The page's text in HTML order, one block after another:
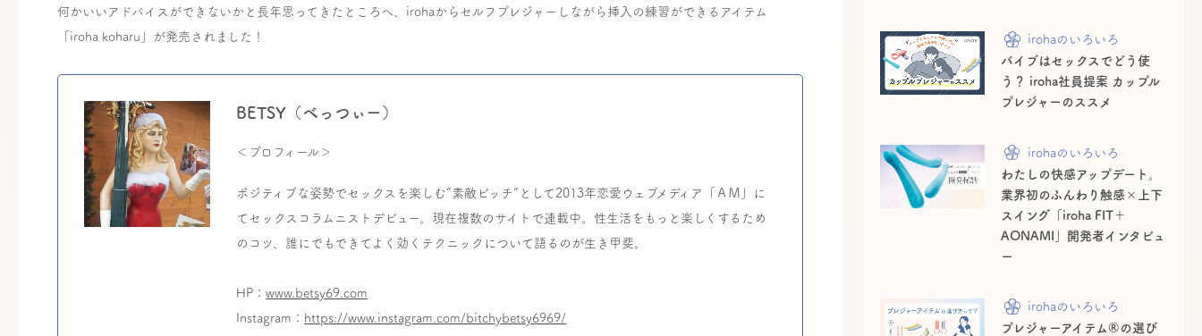
何かいいアドバイスができないかと長年思ってきたところへ、irohaからセルフプレジャーしながら挿入の練習ができるアイテム
「iroha koharu」が発売されました！
BETSY（べっつぃー）
＜プロフィール＞
ポジティブな姿勢でセックスを楽しむ“素敵ビッチ”として2013年恋愛ウェブメディア「ＡＭ」に
てセックスコラムニストデビュー。現在複数のサイトで連載中。性生活をもっと楽しくするため
のコツ、誰にでもできてよく効くテクニックについて語るのが生き甲斐。
HP：www.betsy69.com
Instagram： https://www.instagram.com/bitchybetsy6969/
irohaのいろいろ
バイブはセックスでどう使
う？ iroha社員提案 カップル
プレジャーのススメ
irohaのいろいろ
わたしの快感アップデート。
業界初のふんわり触感×上下
スイング「iroha FIT＋
AONAMI」開発者インタビュ
ー
irohaのいろいろ
プレジャーアイテム®の選び